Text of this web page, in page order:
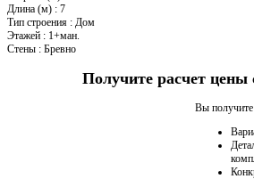
Длина (м) : 7
Тип строения : Дом
Этажей : 1+ман.
Стены : Бревно
Получите расчет
Вы